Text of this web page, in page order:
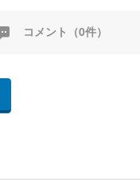
コメント（0件）